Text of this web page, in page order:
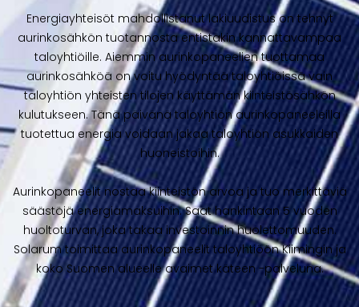
Energiayhteisöt mahdollistanut lakiuudistus on tehnyt
aurinkosähkön tuotannosta entistäkin kannattavampaa
taloyhtiöille. Aiemmin aurinkopaneelien tuottamaa
aurinkosähköä on voitu hyödyntää taloyhtiöissä vain
taloyhtiön yhteisten tilojen käyttämän kiinteistösähkön
kulutukseen. Tänä päivänä taloyhtiön aurinkopaneeleilla
tuotettua energia voidaan jakaa taloyhtiön asukkaiden
huoneistoihin.
Aurinkopaneelit nostaa kiinteistön arvoa ja tuo merkittäviä
säästöjä energiamaksuihin. Saat hankintaan 5 vuoden
huoltoturvan, joka takaa investoinnin huolettomuuden.
Solarum toimittaa aurinkopaneelit taloyhtiöön Kiimingin ja
koko Suomen alueelle avaimet käteen -palveluna.